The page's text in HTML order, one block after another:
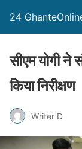
24
सीएम योगी ने
किया निरीक्षण
Writer D